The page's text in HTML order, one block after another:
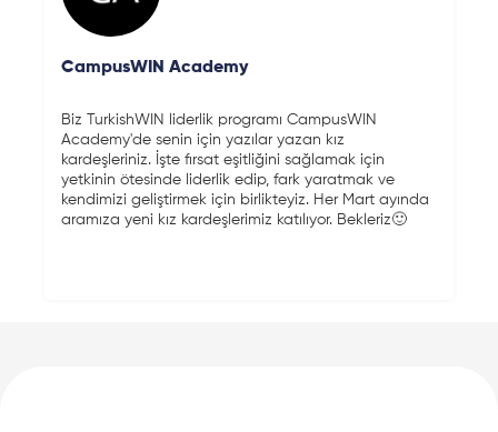
CampusWIN Academy
Biz TurkishWIN liderlik programı CampusWIN
Academy'de senin için yazılar yazan kız
kardeşleriniz. İşte fırsat eşitliğini sağlamak için
yetkinin ötesinde liderlik edip, fark yaratmak ve
kendimizi geliştirmek için birlikteyiz. Her Mart ayında
aramıza yeni kız kardeşlerimiz katılıyor. Bekleriz🙂